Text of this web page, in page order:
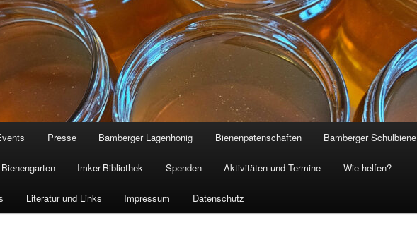
Presse Bamberger Lagenhonig Bienenpatenschaften Bamberger Schulbiene
Imker-Bibliothek Spenden Aktivitäten und Termine Wie helfen?
Literatur und Links Impressum Datenschutz